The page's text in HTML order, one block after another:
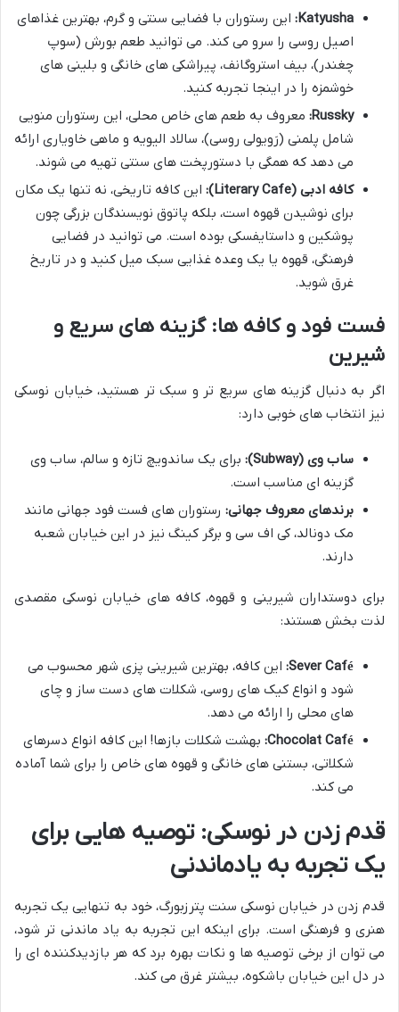
Katyusha: این رستوران با فضایی سنتی و گرم، بهترین غذاهای
اصیل روسی را سرو می کند. می توانید طعم بورش (سوپ
چغندر)، بیف استروگانف، پیراشکی های خانگی و بلینی های
خوشمزه را در اینجا تجربه کنید.
Russky: معروف به طعم های خاص محلی، این رستوران منویی
شامل پلمنی (رَویولی روسی)، سالاد الیویه و ماهی خاویاری ارائه
می دهد که همگی با دستورپخت های سنتی تهیه می شوند.
کافه ادبی (Literary Cafe):
این کافه تاریخی، نه تنها یک مکان
برای نوشیدن قهوه است، بلکه پاتوق نویسندگان بزرگی چون
پوشکین و داستایفسکی بوده است. می توانید در فضایی
فرهنگی، قهوه یا یک وعده غذایی سبک میل کنید و در تاریخ
غرق شوید.
فست فود و کافه ها: گزینه های سریع و
شیرین
اگر به دنبال گزینه های سریع تر و سبک تر هستید، خیابان نوسکی
نیز انتخاب های خوبی دارد:
ساب وی (Subway):
برای یک ساندویچ تازه و سالم، ساب وی
گزینه ای مناسب است.
برندهای معروف جهانی: رستوران های فست فود جهانی مانند
مک دونالد، کی اف سی و برگر کینگ نیز در این خیابان شعبه
دارند.
برای دوستداران شیرینی و قهوه، کافه های خیابان نوسکی مقصدی
لذت بخش هستند:
Sever Café: این کافه، بهترین شیرینی پزی شهر محسوب می
شود و انواع کیک های روسی، شکلات های دست ساز و چای
های محلی را ارائه می دهد.
Chocolat Café: بهشت شکلات بازها! این کافه انواع دسرهای
شکلاتی، بستنی های خانگی و قهوه های خاص را برای شما آماده
می کند.
قدم زدن در نوسکی: توصیه هایی برای
یک تجربه به یادماندنی
قدم زدن در خیابان نوسکی سنت پترزبورگ، خود به تنهایی یک تجربه
هنری و فرهنگی است. برای اینکه این تجربه به یاد ماندنی تر شود،
می توان از برخی توصیه ها و نکات بهره برد که هر بازدیدکننده ای را
در دل این خیابان باشکوه، بیشتر غرق می کند.